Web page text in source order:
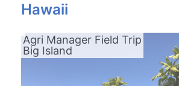
Hawaii
Agri Manager Field Trip
Big Island